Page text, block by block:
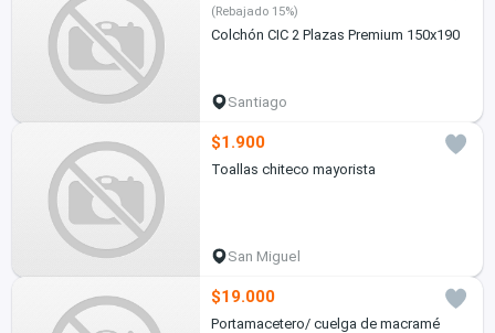
(Rebajado 15%)
Colchón CIC 2 Plazas Premium 150x190
Santiago
$1.900
Toallas chiteco mayorista
San Miguel
$19.000
Portamacetero/ cuelga de macramé